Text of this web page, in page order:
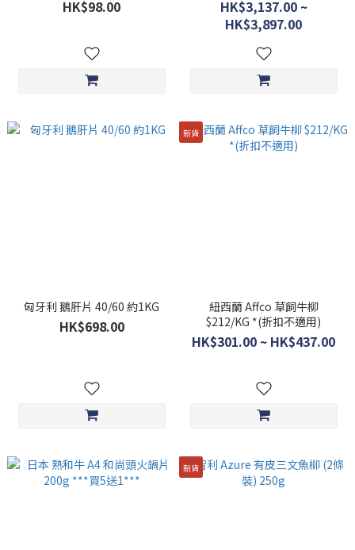
HK$98.00
HK$3,137.00 ~
HK$3,897.00
匈牙利 鵝肝片 40/60 約1KG
HK$698.00
新貨
紐西蘭 Affco 草飼牛柳
$212/KG *(折扣不適用)
HK$301.00 ~ HK$437.00
新貨